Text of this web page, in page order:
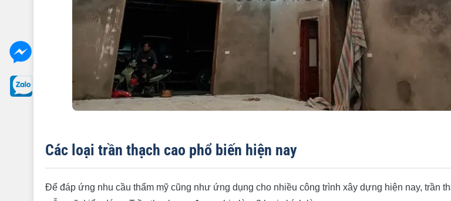
Các loại trần thạch cao phổ biến hiện nay
Để đáp ứng nhu cầu thẩm mỹ cũng như ứng dụng cho nhiều công trình xây dựng hiện nay, trần